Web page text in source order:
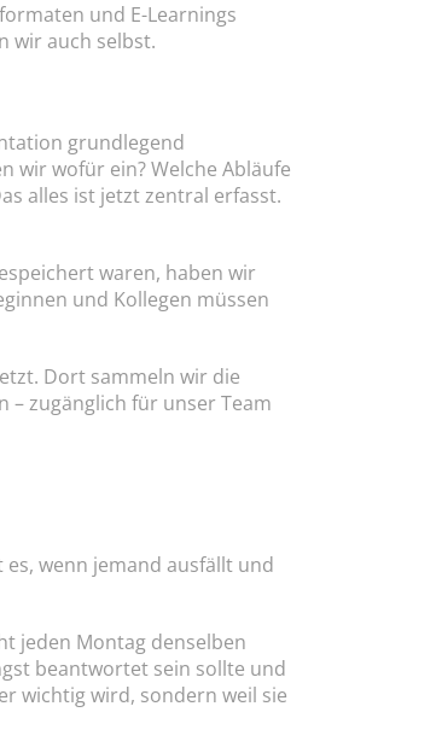
und E-Learnings
wir auch selbst.
grundlegend
wir wofür ein? Welche Abläufe
alles ist jetzt zentral erfasst.
waren, haben wir
und Kollegen müssen
Dort sammeln wir die
zugänglich für unser Team
wenn jemand ausfällt und
jeden Montag denselben
beantwortet sein sollte und
wichtig wird, sondern weil sie